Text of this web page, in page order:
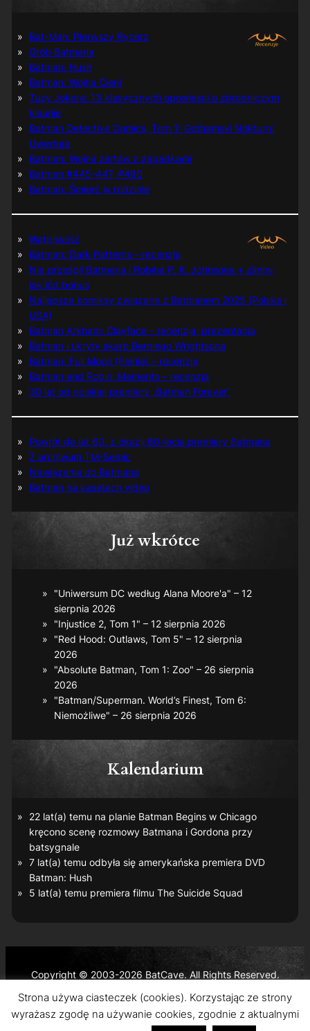
Bat-Man: Pierwszy Rycerz
Grób Batmana
Batman: Hush
Batman: Wojna Cieni
Tuzy Jokera: 13 klasycznych opowieści o zbrodniczym
klaunie
Batman Detective Comics, Tom 1: Gothamski Nokturn:
Uwertura
Batman: Wojna żartów z zagadkami
Batman #445-447, #480
Batman: Śmierć w rodzinie
Wątpliwość
Batman: Dark Patterns – recenzja
Nie prześpij Batmana i Robina P. K. Johnsona + zimny
jak lód bonus
Najlepsze komiksy związane z Batmanem 2025 (Polska i
USA)
Batman Arkham: Clayface – recenzja, prezentacja
Batman i ukryty skarb Berniego Wrightsona
Batman: Full Moon (Pełnia) – recenzja
Batman and Robin: Memento – recenzja
30 lat od polskiej premiery „Batman Forever”
Powrót do lat 60. z okazji 60-lecia premiery Batmana
Z archiwum TM-Semic
Nawiązania do Batmana
Batman na kasetach video
Już wkrótce
"Uniwersum DC według Alana Moore'a" – 12
sierpnia 2026
"Injustice 2, Tom 1" – 12 sierpnia 2026
"Red Hood: Outlaws, Tom 5" – 12 sierpnia
2026
"Absolute Batman, Tom 1: Zoo" – 26 sierpnia
2026
"Batman/Superman. World’s Finest, Tom 6:
Niemożliwe" – 26 sierpnia 2026
Kalendarium
22 lat(a) temu na planie Batman Beginsw Chicago
kręcono scenę rozmowy Batmana i Gordona przy
batsygnale
7 lat(a) temu odbyła się amerykańska premiera DVD
Batman: Hush
5 lat(a) temu premiera filmu The Suicide Squad
Copyright © 2003-2026 BatCave. All Rights Reserved.
trademarks of © DC Comics and Warner Bros. Entertainment
Inc.
Strona używa ciasteczek (cookies). Korzystając ze strony
wyrażasz zgodę na używanie cookies, zgodnie z aktualnymi